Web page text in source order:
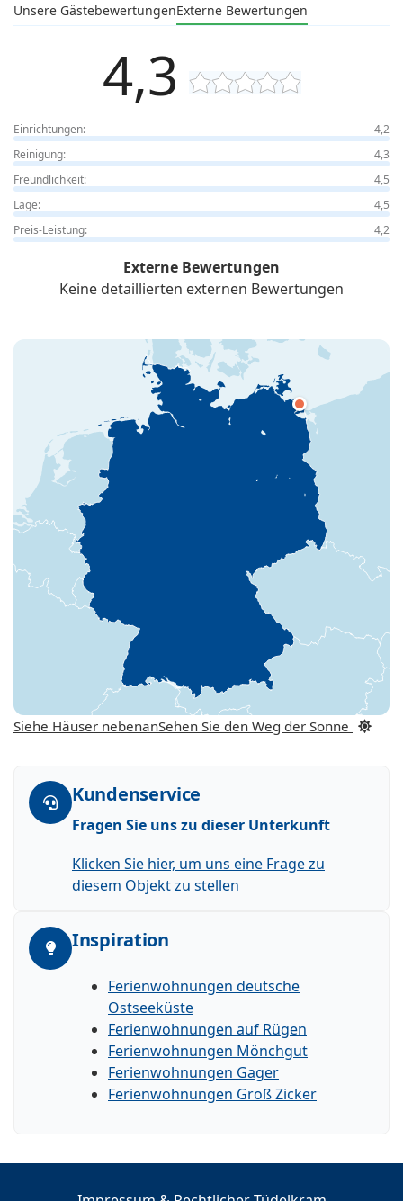
Unsere GästebewertungenExterne Bewertungen
4,3
Einrichtungen:
4,2
Reinigung:
4,3
Freundlichkeit:
4,5
Lage:
4,5
Preis-Leistung:
4,2
Externe Bewertungen
Keine detaillierten externen Bewertungen
Siehe Häuser nebenanSehen Sie den Weg der Sonne
Kundenservice
Fragen Sie uns zu dieser Unterkunft
Klicken Sie hier, um uns eine Frage zu
diesem Objekt zu stellen
Inspiration
Ferienwohnungen deutsche
Ostseeküste
Ferienwohnungen auf Rügen
Ferienwohnungen Mönchgut
Ferienwohnungen Gager
Ferienwohnungen Groß Zicker